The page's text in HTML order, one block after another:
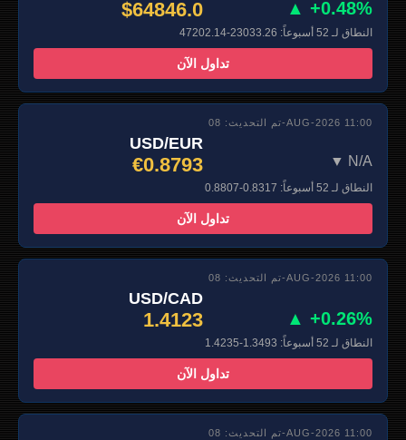
$64846.0 ▲ +0.48%
النطاق لـ 52 أسبوعاً: 23033.26-47202.14
تداول الآن
تم التحديث: 08-AUG-2026 11:00
USD/EUR
€0.8793 ▼ N/A
النطاق لـ 52 أسبوعاً: 0.8317-0.8807
تداول الآن
تم التحديث: 08-AUG-2026 11:00
USD/CAD
1.4123 ▲ +0.26%
النطاق لـ 52 أسبوعاً: 1.3493-1.4235
تداول الآن
تم التحديث: 08-AUG-2026 11:00